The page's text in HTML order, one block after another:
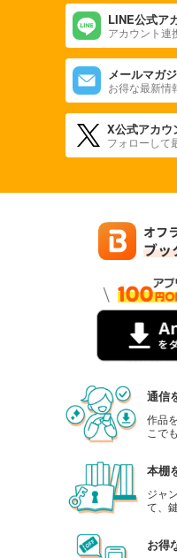
LINE公式ア
アカウント連
メールマガ
お得な最新情
X公式アカウ
フォローして
通信
作品
こで
本棚
ジャ
て、
お得